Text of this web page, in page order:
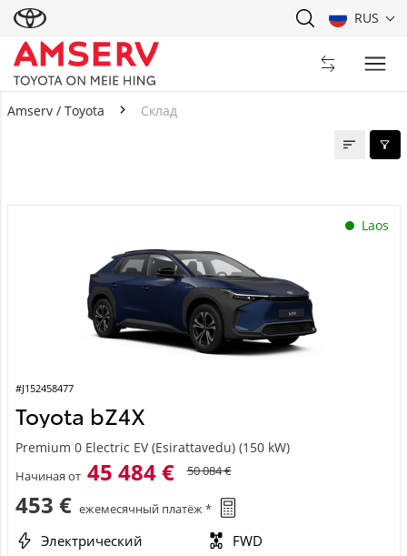
RUS
Amserv / Toyota Склад
Laos
#J152458477
Toyota bZ4X
Premium 0 Electric EV (Esirattavedu) (150 kW)
Начиная от 45 484 € 50 084 €
453 € ежемесячный платёж *
Электрический
FWD